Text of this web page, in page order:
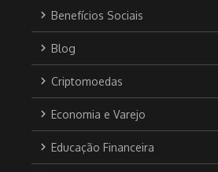
Benefícios Sociais
Blog
Criptomoedas
Economia e Varejo
Educação Financeira